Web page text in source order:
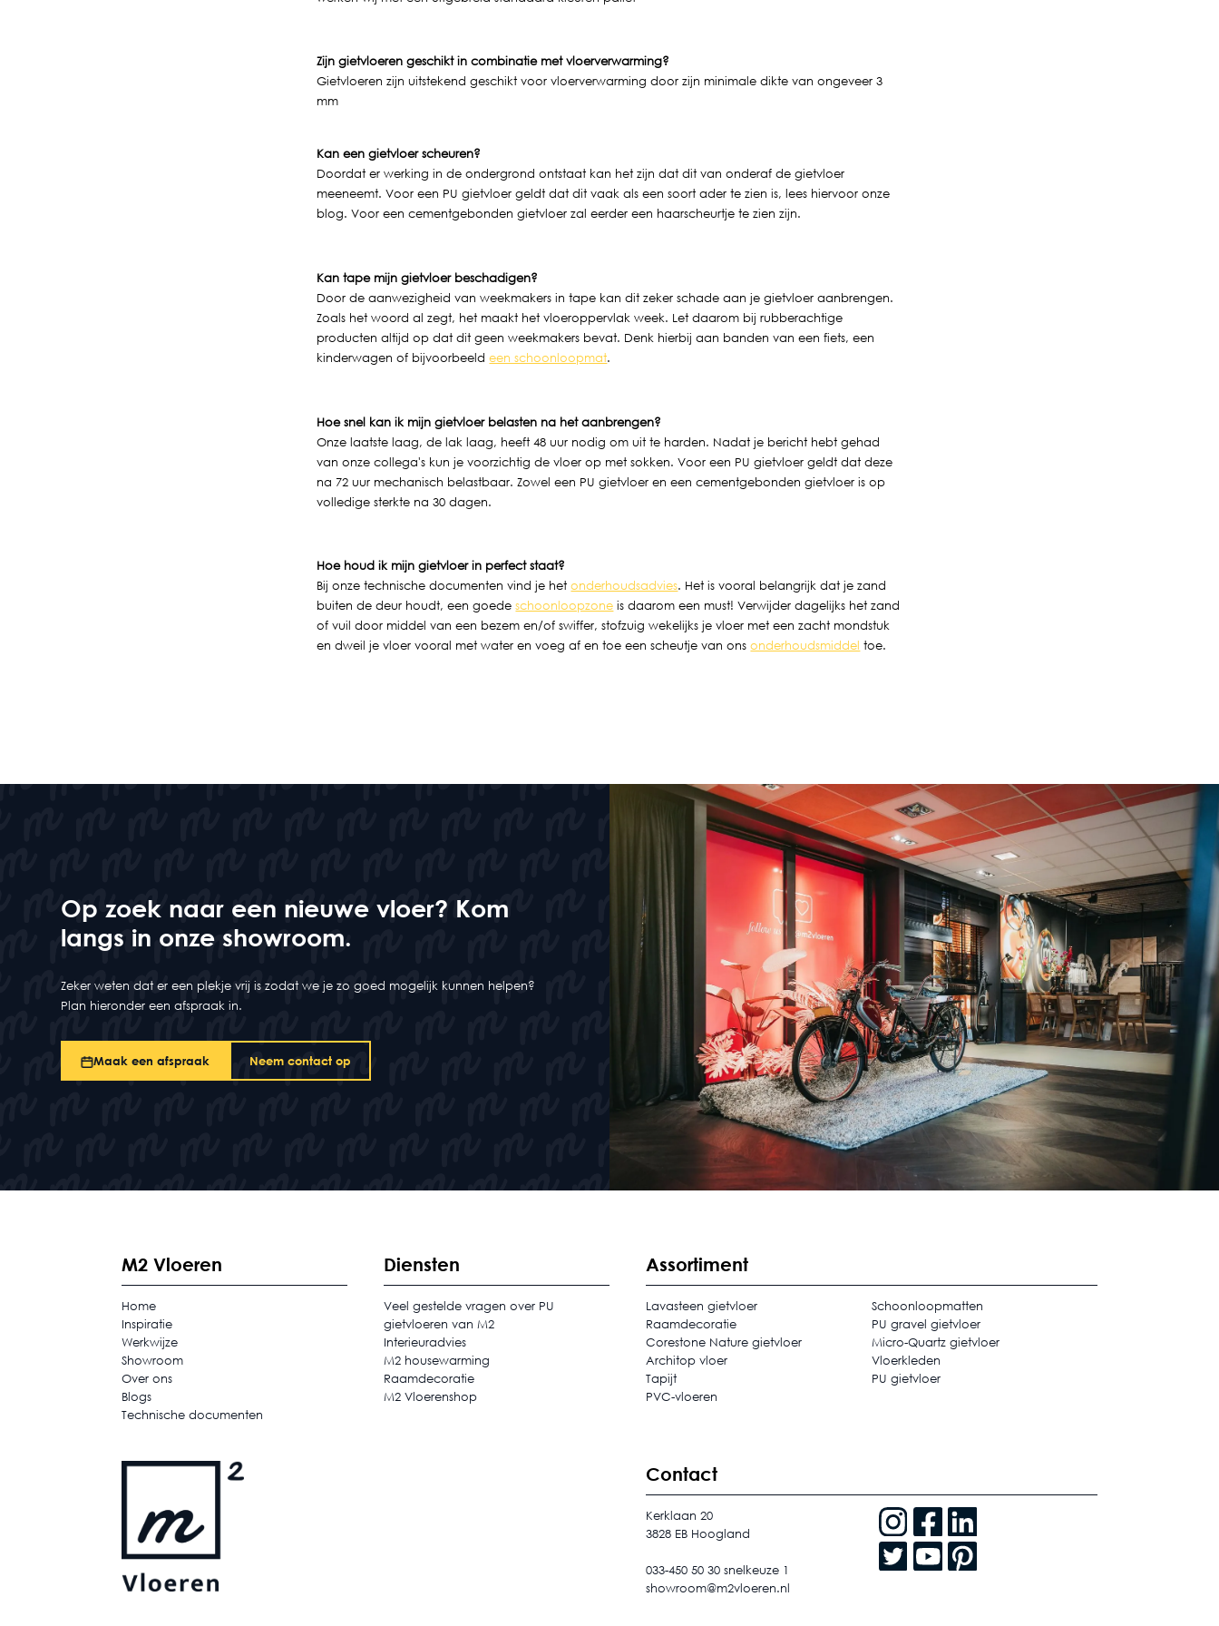
Zijn gietvloeren geschikt in combinatie met vloerverwarming?
Gietvloeren zijn uitstekend geschikt voor vloerverwarming door zijn minimale dikte van ongeveer 3
mm
Kan een gietvloer scheuren?
Doordat er werking in de ondergrond ontstaat kan het zijn dat dit van onderaf de gietvloer
meeneemt. Voor een PU gietvloer geldt dat dit vaak als een soort ader te zien is, lees hiervoor onze
blog. Voor een cementgebonden gietvloer zal eerder een haarscheurtje te zien zijn.
Kan tape mijn gietvloer beschadigen?
Door de aanwezigheid van weekmakers in tape kan dit zeker schade aan je gietvloer aanbrengen.
Zoals het woord al zegt, het maakt het vloeroppervlak week. Let daarom bij rubberachtige
producten altijd op dat dit geen weekmakers bevat. Denk hierbij aan banden van een fiets, een
kinderwagen of bijvoorbeeldeen schoonloopmat.
Hoe snel kan ik mijn gietvloer belasten na het aanbrengen?
Onze laatste laag, de lak laag, heeft 48 uur nodig om uit te harden. Nadat je bericht hebt gehad
van onze collega's kun je voorzichtig de vloer op met sokken. Voor een PU gietvloer geldt dat deze
na 72 uur mechanisch belastbaar. Zowel een PU gietvloer en een cementgebonden gietvloer is op
volledige sterkte na 30 dagen.
Hoe houd ik mijn gietvloer in perfect staat?
Bij onze technische documenten vind je hetonderhoudsadvies. Het is vooral belangrijk dat je zand
buiten de deur houdt, een goedeschoonloopzone is daarom een must! Verwijder dagelijks het zand
of vuil door middel van een bezem en/of swiffer, stofzuig wekelijks je vloer met een zacht mondstuk
en dweil je vloer vooral met water en voeg af en toe een scheutje van onsonderhoudsmiddel toe.
Op zoek naar een nieuwe vloer? Kom
langs in onze showroom.
Zeker weten dat er een plekje vrij is zodat we je zo goed mogelijk kunnen helpen?
Plan hieronder een afspraak in.
Maak een afspraak Neem contact op
M2 Vloeren
Home
Inspiratie
Werkwijze
Showroom
Over ons
Blogs
Technische documenten
Diensten
Veel gestelde vragen over PU
gietvloeren van M2
Interieuradvies
M2 housewarming
Raamdecoratie
M2 Vloerenshop
Assortiment
Lavasteen gietvloer
Schoonloopmatten
Raamdecoratie
PU gravel gietvloer
Corestone Nature gietvloer
Micro-Quartz gietvloer
Architop vloer
Vloerkleden
Tapijt
PU gietvloer
PVC-vloeren
Contact
Kerklaan 20
3828 EB Hoogland
033-450 50 30 snelkeuze 1
showroom@m2vloeren.nl